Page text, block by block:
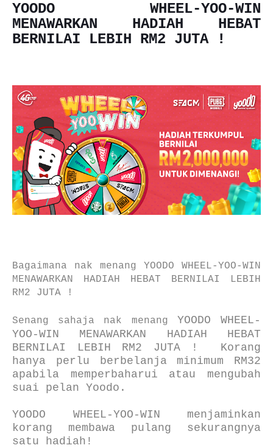
YOODO WHEEL-YOO-WIN
MENAWARKAN HADIAH HEBAT
BERNILAI LEBIH RM2 JUTA !
Bagaimana nak menang YOODO WHEEL-YOO-WIN
MENAWARKAN HADIAH HEBAT BERNILAI LEBIH
RM2 JUTA !
Senang sahaja nak menang YOODO WHEEL-
YOO-WIN MENAWARKAN HADIAH HEBAT
BERNILAI LEBIH RM2 JUTA ! Korang
hanya perlu berbelanja minimum RM32
apabila memperbaharui atau mengubah
suai pelan Yoodo.
YOODO WHEEL-YOO-WIN menjaminkan
korang membawa pulang sekurangnya
satu hadiah!